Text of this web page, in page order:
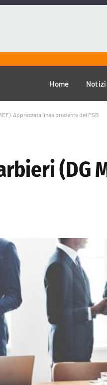
Home
Apprezzata linea prudente del PSB
(DG